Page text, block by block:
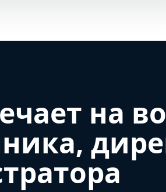
на